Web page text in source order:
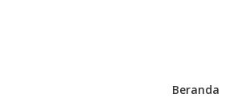
Beranda